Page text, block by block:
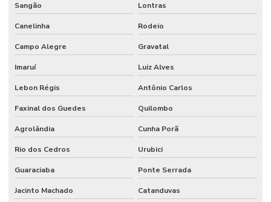
Sangão Lontras
Canelinha Rodeio
Campo Alegre Gravatal
Imaruí Luiz Alves
Lebon Régis Antônio Carlos
Faxinal dos Guedes Quilombo
Agrolândia Cunha Porã
Rio dos Cedros Urubici
Guaraciaba Ponte Serrada
Jacinto Machado Catanduvas